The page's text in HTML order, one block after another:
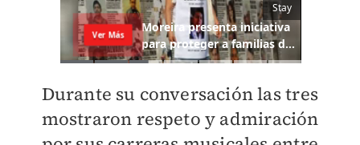
Durante su conversación las tres
mostraron respeto y admiración